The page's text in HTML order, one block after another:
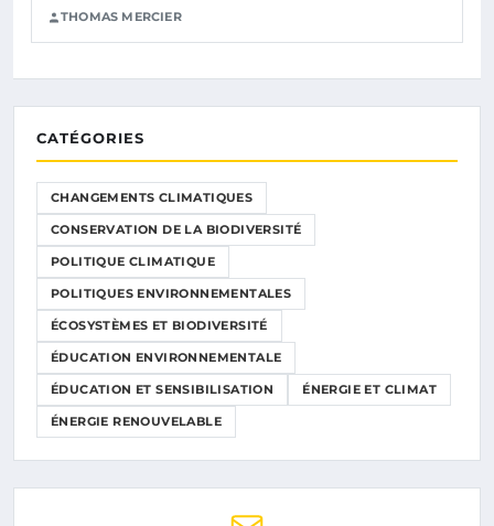
THOMAS MERCIER
CATÉGORIES
CHANGEMENTS CLIMATIQUES
CONSERVATION DE LA BIODIVERSITÉ
POLITIQUE CLIMATIQUE
POLITIQUES ENVIRONNEMENTALES
ÉCOSYSTÈMES ET BIODIVERSITÉ
ÉDUCATION ENVIRONNEMENTALE
ÉDUCATION ET SENSIBILISATION ÉNERGIE ET CLIMAT
ÉNERGIE RENOUVELABLE